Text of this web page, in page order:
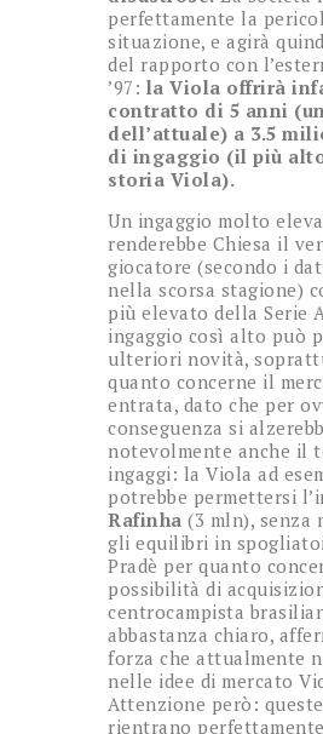
perfettamente la
situazione, e agirà
del rapporto con
’97: la Viola offrirà
contratto di 5 anni
dell’attuale) a 3.5
di ingaggio (il più
storia Viola).
Un ingaggio molto
renderebbe Chiesa il
giocatore (secondo i
nella scorsa stagione)
più elevato della Serie
ingaggio così alto può
ulteriori novità,
quanto concerne il
entrata, dato che per
conseguenza si
notevolmente anche il
ingaggi: la Viola ad
potrebbe permettersi
Rafinha (3 mln), senza
gli equilibri in
Pradè per quanto
possibilità di
centrocampista
abbastanza chiaro,
forza che attualmente
nelle idee di mercato
Attenzione però:
rientrano